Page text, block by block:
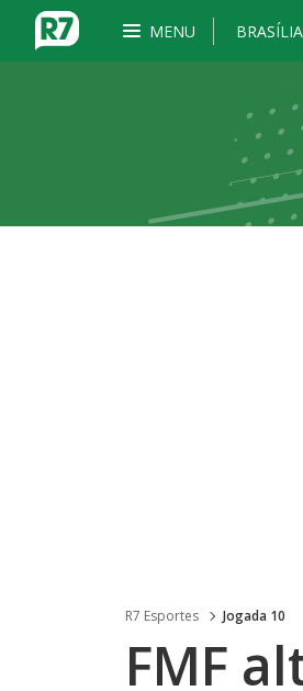
MENU BRASÍLIA
R7 Esportes Jogada 10
FMF